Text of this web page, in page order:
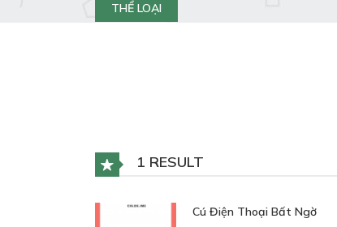
THỂ LOẠI
1 RESULT
Cú Điện Thoại Bất Ngờ